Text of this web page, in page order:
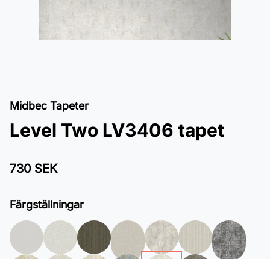
Midbec Tapeter
Level Two LV3406 tapet
730 SEK
Färgställningar